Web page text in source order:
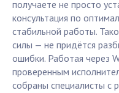
получаете не просто
консультация по
стабильной работы.
силы — не придётся
ошибки. Работая через
проверенным
собраны специалисты с